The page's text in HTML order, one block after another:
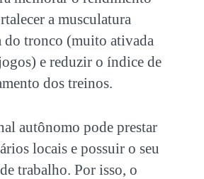
a musculatura
do tronco (muito ativada
e reduzir o índice de
dos treinos.
autônomo pode prestar
locais e possuir o seu
trabalho. Por isso, o